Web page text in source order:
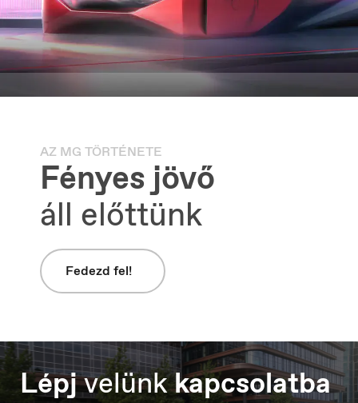
Macedonia
Македонски
AZ MG TÖRTÉNETE
Fényes jövő
áll előttünk
Fedezd fel!
Lépjvelünkkapcsolatba